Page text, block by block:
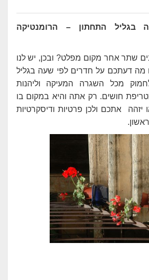
בגליל התחתון – הרומנטיקה
שתר אחר מקום מפלט? ובכן, יש לנו
מה דעתכם על חדרים לפי שעה בגליל
מכל השגרה המעיקה וליהנות
חושים. רק אתה והיא במקום בו
יזהה אתכם ולכן פרטיות ודיסקרטיות